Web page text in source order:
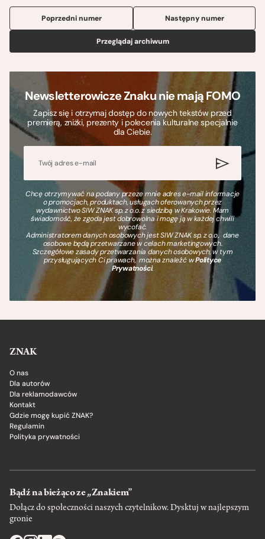
Poprzedni numer
Przeglądaj archiwum
Następny numer
Newsletterowicze Znaku nie mają FOMO
Zapisz się i otrzymaj dostęp do nowych tekstów przed
premierą, zniżki, prezenty i polecenia kulturalne specjalnie
dla Ciebie.
Chcę otrzymywać na podany przeze mnie adres e-mail informacje
o promocjach, produktach, usługach oferowanych przez
wydawnictwo SIW ZNAK sp. z o.o. z siedzibą w Krakowie. Mam
świadomość, że zgoda jest dobrowolna i mogę ją w każdej chwili
wycofać.
Administratorem danych osobowych jest SIW ZNAK sp. z o.o., dane
osobowe będą przetwarzane w celach marketingowych.
Szczegółowe zasady przetwarzania danych osobowych, w tym
przysługujących Ci prawach, można znaleźć wPolityce
Prywatności.
ZNAK
O nas
Dla autorów
Dla reklamodawców
Kontakt
Gdzie mogę kupić ZNAK?
Regulamin
Polityka prywatności
Bądź na bieżąco ze „Znakiem”
Dołącz do społeczności naszych czytelnikow. Dysktuj w najlepszym
gronie